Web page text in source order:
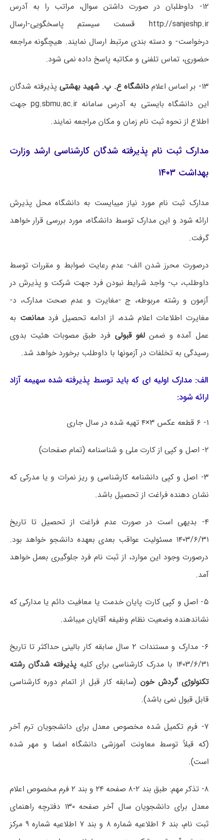
۱۲- داوطلبان در صورت داشتن سوال، مراتب را به آدرس
http://sanjeshp.ir قسمت سیستم پاسخگویی-ارسال
درخواست- و دسته بندی مرتبط ارسال نمایند. هیچگونه مراجعه
حضوری، تماس تلفنی و مکاتبه پاسخ داده نمی شود.
۱۳- بر اساس اعلام دانشگاه ع. پ. شهید بهشتی پذیرفته شدگان
این دانشگاه بایستی به آدرس سامانه pg.sbmu.ac.ir جهت
اطلاع از نحوه ثبت نام زمان و مکان مراجعه نمایند.
مدارک ثبت نام پذیرفته شدگان کارشناسی ارشد وزارت
بهداشت ۱۴۰۳
مدارک ثبت نام مورد نیاز میبایست به دانشگاه محل پذیرش
ارائه شود و این مدارک توسط دانشگاه، مورد بررسی قرار خواهد
گرفت.
درصورت محرز شدن الف- عدم رعایت ضوابط و مقررات توسط
داوطلب، ب- واجد شرایط نبودن فرد جهت شرکت و پذیرش در
آزمون و رشته مربوطه، ج -مغایرت و عدم صحت مدارک، د-
مغایرت اطلاعات اعلام شده، از ادامه تحصیل فردممانعت به
عمل آمده و ضمنلغو قبولی فرد طبق مصوبات هئیت بدوی
رسیدگی به تخلفات در آزمونها با داوطلب برخورد خواهد شد.
الف: مدارک اولیه ای که باید توسط پذیرفته شده سهیمه آزاد
ارائه شود:
۱- ۶ قطعه عکس ۳×۴ تهیه شده در سال جاری
۲- اصل و کپی از کارت ملی و شناسنامه (تمام صفحات)
۳- اصل و کپی دانشنامه کارشناسی و ریز نمرات و یا مدرکی که
نشان دهنده فراغت از تحصیل باشد.
۴- بدیهی است در صورت‌ عدم فراغت از تحصیل تا تاریخ
۱۴۰۳/۶/۳۱ مسئولیت عواقب بعدی بعهده دانشجو خواهد بود.
درصورت وجود این موارد، از ثبت نام فرد جلوگیری بعمل خواهد
آمد.
۵- اصل و کپی کارت پایان خدمت یا معافیت دائم یا مدارکی که
نشاندهنده وضعیت نظام وظیفه آقایان میباشد.
۶- مدارک و مستندات ۲ سال سابقه کار بالینی حداکثر تا تاریخ
۱۴۰۳/۶/۳۱ با مدرک کارشناسی برای کلیه
پذیرفته شدگان رشته
تکنولوژی گردش خون (سابقه کار قبل از اتمام دوره کارشناسی
قابل قبول نمی باشد).
۷- فرم تکمیل شده مخصوص معدل برای دانشجویان ترم آخر
(که قبلاً توسط معاونت آموزشی دانشگاه امضا و مهر شده
است).
۸- تذکر مهم: طبق بند ۲-۸ صفحه ۲۴ و بند ۲ فرم مخصوص اعلام
معدل برای دانشجویان سال آخر صفحه ۱۳۰ دفترچه راهنمای
ثبت نام، بند ۶ اطلاعیه شماره ۸ و بند ۷ اطلاعیه شماره ۹ مرکز